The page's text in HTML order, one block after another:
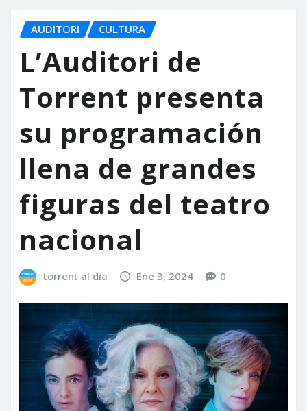
AUDITORI CULTURA
L’Auditori de
Torrent presenta
su programación
llena de grandes
figuras del teatro
nacional
torrent al dia Ene 3, 2024 0